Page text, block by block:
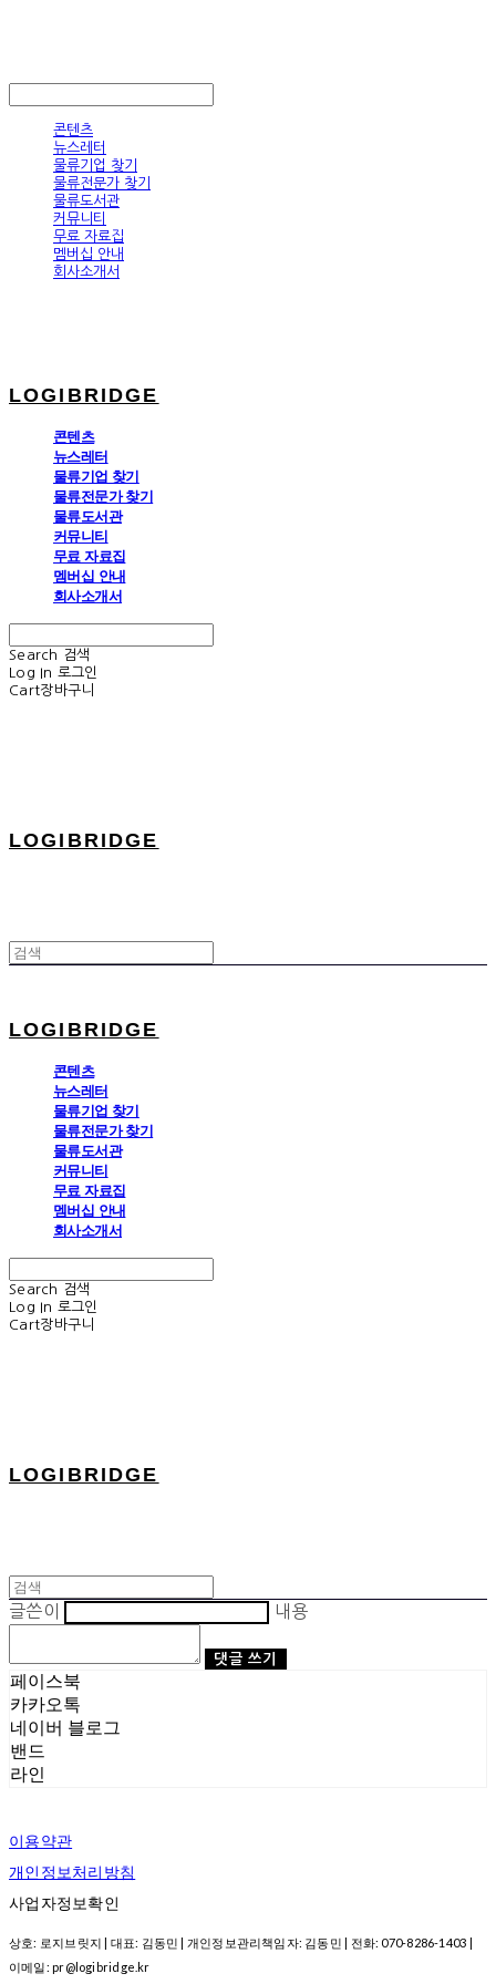
콘텐츠
뉴스레터
물류기업 찾기
물류전문가 찾기
물류도서관
커뮤니티
무료 자료집
멤버십 안내
회사소개서
LOGIBRIDGE
콘텐츠
뉴스레터
물류기업 찾기
물류전문가 찾기
물류도서관
커뮤니티
무료 자료집
멤버십 안내
회사소개서
Search
검색
Log In 로그인
Cart장바구니
LOGIBRIDGE
LOGIBRIDGE
콘텐츠
뉴스레터
물류기업 찾기
물류전문가 찾기
물류도서관
커뮤니티
무료 자료집
멤버십 안내
회사소개서
Search
검색
Log In 로그인
Cart장바구니
LOGIBRIDGE
글쓴이 내용
댓글 쓰기
페이스북
카카오톡
네이버 블로그
밴드
라인
이용약관
개인정보처리방침
사업자정보확인
상호: 로지브릿지 | 대표: 김동민 | 개인정보관리책임자: 김동민 | 전화: 070-8286-1403 |
이메일: pr@logibridge.kr